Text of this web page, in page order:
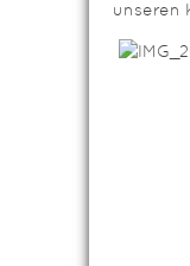
unseren